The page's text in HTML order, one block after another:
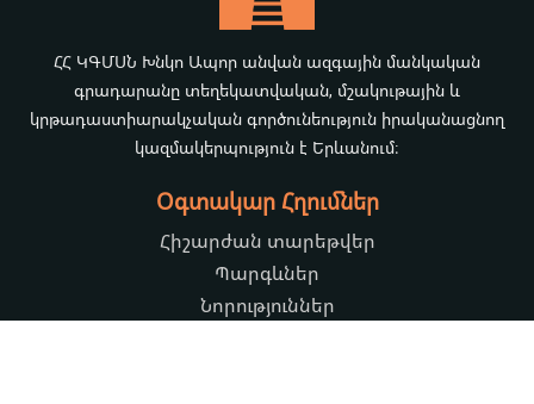
ՀՀ ԿԳՄՍՆ Խնկո Ապոր անվան ազգային մանկական
գրադարանը տեղեկատվական, մշակութային և
կրթադաստիարակչական գործունեություն իրականացնող
կազմակերպություն է Երևանում։
Օգտակար Հղումներ
Հիշարժան տարեթվեր
Պարգևներ
Նորություններ